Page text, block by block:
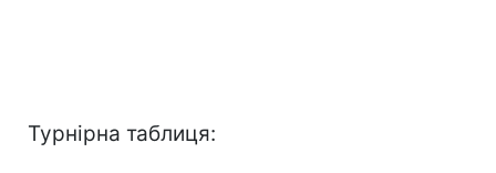
Турнірна таблиця: